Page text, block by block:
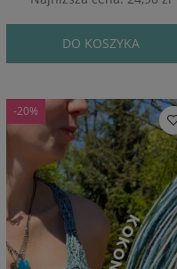
DO KOSZYKA
-20%